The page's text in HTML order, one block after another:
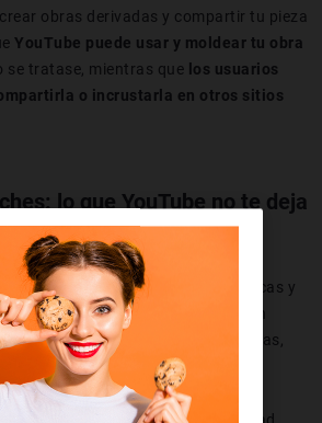
obras derivadas y compartir tu pieza
YouTube puede usar y moldear tu obra
se tratase, mientras que los usuarios
o incrustarla en otros sitios
lo que YouTube no te deja
encontramos algunas lógicas y
que, directamente podrían
pases de listo porque, cuando tú vas,
80 veces”. Estas son: